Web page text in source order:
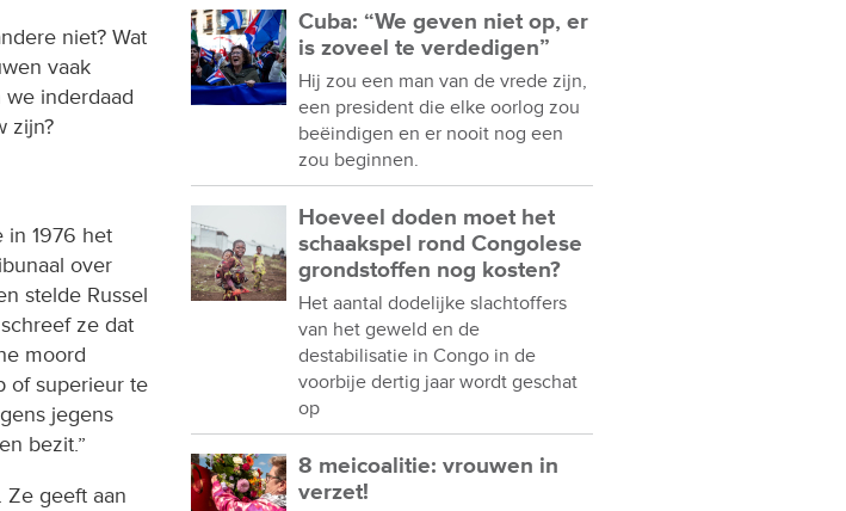
niet? Wat
vaak
inderdaad
zijn?
in 1976 het
over
stelde Russel
ze dat
moord
of superieur te
jegens
bezit.”
geeft aan
Cuba: “We geven niet op, er
is zoveel te verdedigen”
Hij zou een man van de vrede zijn,
een president die elke oorlog zou
beëindigen en er nooit nog een
zou beginnen.
Hoeveel doden moet het
schaakspel rond Congolese
grondstoffen nog kosten?
Het aantal dodelijke slachtoffers
van het geweld en de
destabilisatie in Congo in de
voorbije dertig jaar wordt geschat
op
8 meicoalitie: vrouwen in
verzet!